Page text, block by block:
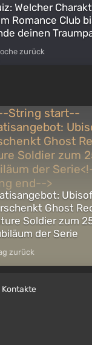
Welcher
Romance Club
deinen
zurück
Ghost
Soldier zum
der Serie
zurück
Kontakte